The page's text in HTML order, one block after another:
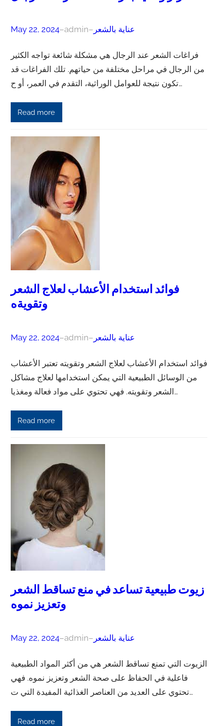
May 22, 2024–admin– عناية بالشعر
فراغات الشعر عند الرجال هي مشكلة شائعة تواجه الكثير
من الرجال في مراحل مختلفة من حياتهم. تلك الفراغات قد
تكون نتيجة للعوامل الوراثية، التقدم في العمر، أو ح…
Read more
فوائد استخدام الأعشاب لعلاج الشعر
وتقويةه
May 22, 2024–admin– عناية بالشعر
فوائد استخدام الأعشاب لعلاج الشعر وتقويته تعتبر الأعشاب
من الوسائل الطبيعية التي يمكن استخدامها لعلاج مشاكل
الشعر وتقويته. فهي تحتوي على مواد فعالة ومغذيا…
Read more
زيوت طبيعية تساعد في منع تساقط الشعر
وتعزيز نموه
May 22, 2024–admin– عناية بالشعر
الزيوت التي تمنع تساقط الشعر هي من أكثر المواد الطبيعية
فاعلية في الحفاظ على صحة الشعر وتعزيز نموه. فهي
تحتوي على العديد من العناصر الغذائية المفيدة التي ت…
Read more